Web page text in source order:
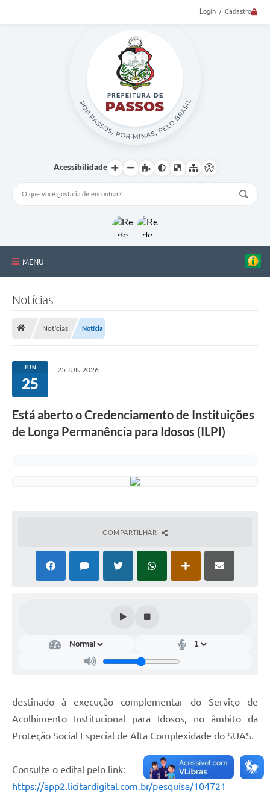
Login / Cadastro
Acessibilidade
MENU
Estrutura Administrativa
Galeria de Fotos
Notícias
Notícias Notícia
JUN
25
25 JUN 2026
Está aberto o Credenciamento de Instituições
de Longa Permanência para Idosos (ILPI)
COMPARTILHAR
destinado à execução complementar do Serviço de
Acolhimento Institucional para Idosos, no âmbito da
Proteção Social Especial de Alta Complexidade do SUAS.
Consulte o edital pelo link:
https://app2.licitardigital.com.br/pesquisa/104721